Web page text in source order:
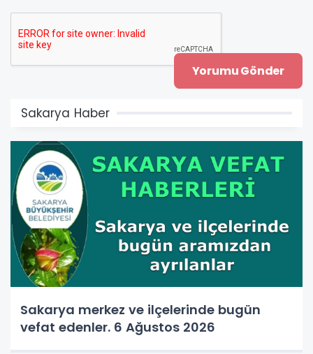
Sakarya Haber
Sakarya merkez ve ilçelerinde bugün
vefat edenler. 6 Ağustos 2026